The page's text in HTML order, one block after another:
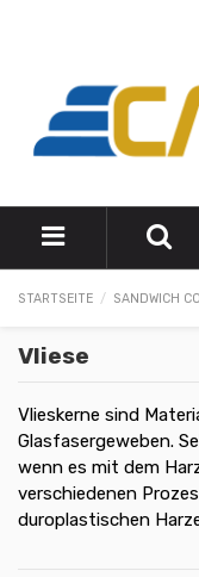
STARTSEITE SANDWICH
Vliese
Vlieskerne sind
Glasfasergeweben.
wenn es mit dem
verschiedenen
duroplastischen